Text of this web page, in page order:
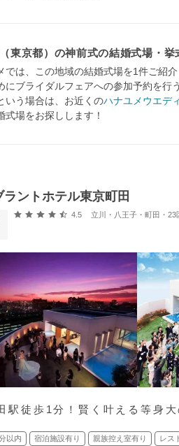
東京都）の神前式の結婚式場・
では、この地域の結婚式場を1件ご紹
にブライダルフェアへの参加予約を
いう場合は、お近くのハナユメウエデ
式場をお探しします！
ラントホテル東京町田
口コミ評価
4.5 立川・八王子・町田・23区外
駅徒歩1分！賢く叶える等身
以内 宿泊施設有り 親族控え室有り レス